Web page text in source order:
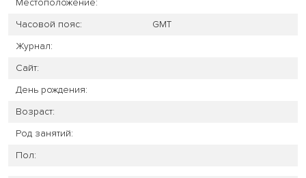
Местоположение:
Часовой пояс:
GMT
Журнал:
Сайт:
День рождения:
Возраст:
Род занятий:
Пол: